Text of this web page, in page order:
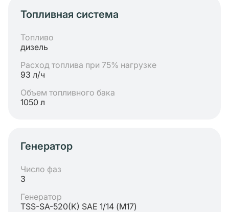
Топливная система
Топливо
дизель
Расход топлива при 75% нагрузке
93 л/ч
Объем топливного бака
1050 л
Генератор
Число фаз
3
Генератор
TSS-SA-520(K) SAE 1/14 (М17)